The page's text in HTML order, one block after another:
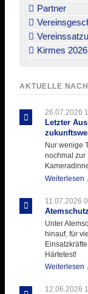
Partner
Kirmes 2026
AKTUELLE
26.07.2026
Letzter
Nur wenige
nochmal zur
Weiterlesen
11.07.2026
Unter
hinauf, für
Härtetest!
Weiterlesen
12.06.2026